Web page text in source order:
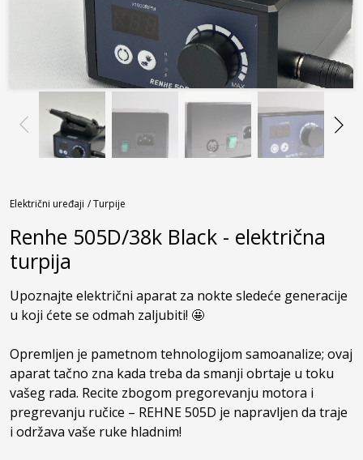
Električni uređaji / Turpije
Renhe 505D/38k Black - električna
turpija
Upoznajte električni aparat za nokte sledeće generacije
u koji ćete se odmah zaljubiti! 🤩
Opremljen je pametnom tehnologijom samoanalize; ovaj
aparat tačno zna kada treba da smanji obrtaje u toku
vašeg rada. Recite zbogom pregorevanju motora i
pregrevanju ručice – REHNE 505D je napravljen da traje
i održava vaše ruke hladnim!